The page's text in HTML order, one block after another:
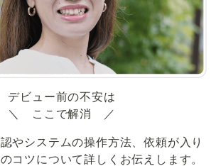
デビュー前の不安は
＼ ここで解消 ／
やシステムの操作方法、依頼が入り
コツについて詳しくお伝えします。